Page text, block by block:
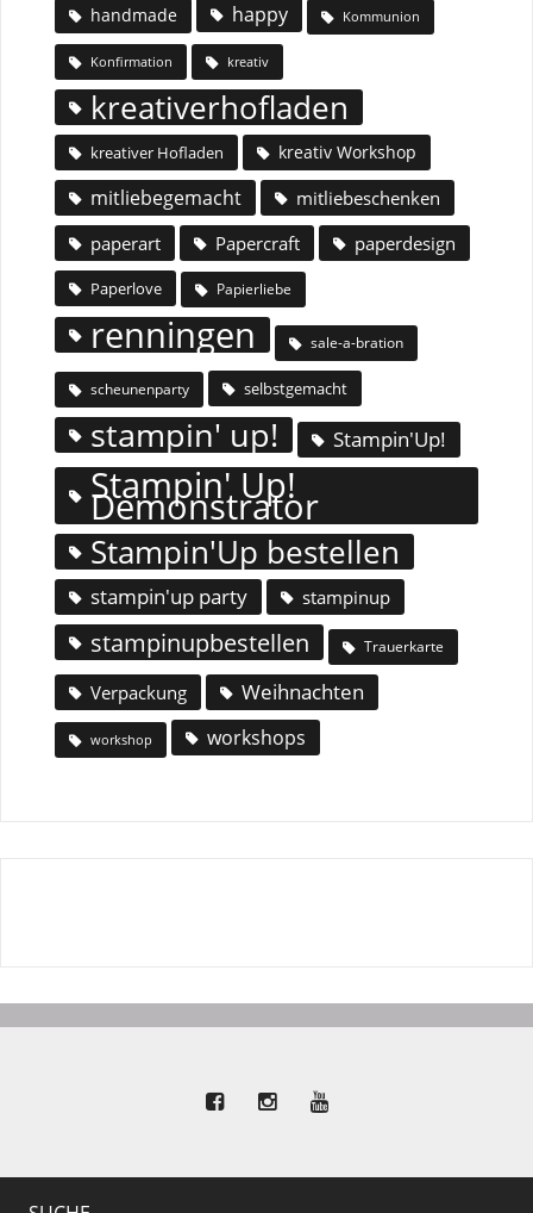
handmade happy Kommunion
Konfirmation kreativ
kreativerhofladen
kreativer Hofladen kreativ Workshop
mitliebegemacht
mitliebeschenken
paperart
Papercraft paperdesign
Paperlove Papierliebe
renningen sale-a-bration
scheunenparty selbstgemacht
stampin' up! Stampin'Up!
Stampin' Up!
Demonstrator
Stampin'Up bestellen
stampin'up party stampinup
stampinupbestellen Trauerkarte
Verpackung Weihnachten
workshop workshops